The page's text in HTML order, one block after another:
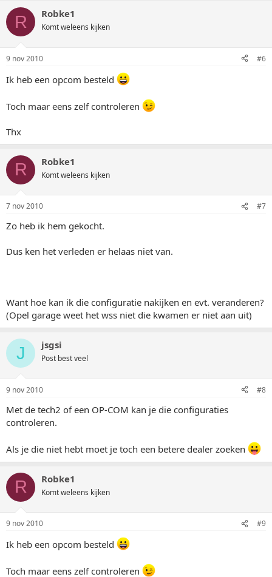
R Robke1
Komt weleens kijken
9 nov 2010 #6
Ik heb een opcom besteld
Toch maar eens zelf controleren
Thx
R Robke1
Komt weleens kijken
7 nov 2010 #7
Zo heb ik hem gekocht.
Dus ken het verleden er helaas niet van.
Want hoe kan ik die configuratie nakijken en evt. veranderen?
(Opel garage weet het wss niet die kwamen er niet aan uit)
J jsgsi
Post best veel
9 nov 2010 #8
Met de tech2 of een OP-COM kan je die configuraties
controleren.
Als je die niet hebt moet je toch een betere dealer zoeken
R Robke1
Komt weleens kijken
9 nov 2010 #9
Ik heb een opcom besteld
Toch maar eens zelf controleren